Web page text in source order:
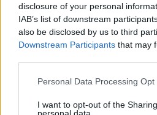
disclosure of your personal
IAB’s list of downstream
also be disclosed by us to third
Downstream Participants that may
Personal Data Processing Opt
I want to opt-out of the
personal data.
Το νέο BYD ATTO 3
αυτονομία έως 510